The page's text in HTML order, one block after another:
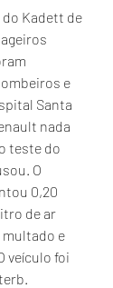
Kadett de
e
Santa
nada
teste do
O
0,20
de ar
multado e
veículo foi